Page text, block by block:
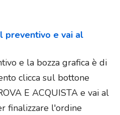
preventivo e vai al
e la bozza grafica è di
clicca sul bottone
E ACQUISTA e vai al
finalizzare l'ordine